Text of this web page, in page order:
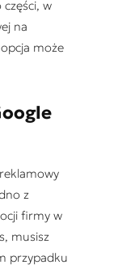
w
na
może
z
firmy w
musisz
przypadku